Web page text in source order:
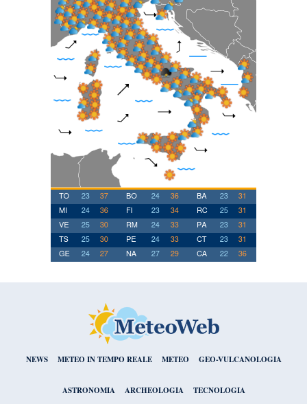
NEWS METEO IN TEMPO REALE METEO GEO-VULCANOLOGIA
ASTRONOMIA ARCHEOLOGIA TECNOLOGIA